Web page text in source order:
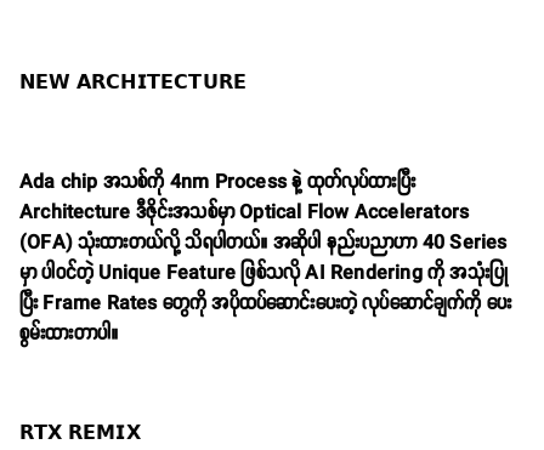
𝗡𝗘𝗪 𝗔𝗥𝗖𝗛𝗜𝗧𝗘𝗖𝗧𝗨𝗥𝗘
Ada chip အသစ်ကို 4nm Process နဲ့ ထုတ်လုပ်ထားပြီး
Architecture ဒီဇိုင်းအသစ်မှာ Optical Flow Accelerators
(OFA) သုံးထားတယ်လို့ သိရပါတယ်။ အဆိုပါ နည်းပညာဟာ 40 Series
မှာ ပါဝင်တဲ့ Unique Feature ဖြစ်သလို AI Rendering ကို အသုံးပြု
ပြီး Frame Rates တွေကို အပိုထပ်ဆောင်းပေးတဲ့ လုပ်ဆောင်ချက်ကို ပေး
စွမ်းထားတာပါ။
𝗥𝗧𝗫 𝗥𝗘𝗠𝗜𝗫